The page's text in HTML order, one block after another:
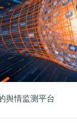
舆情监测平台